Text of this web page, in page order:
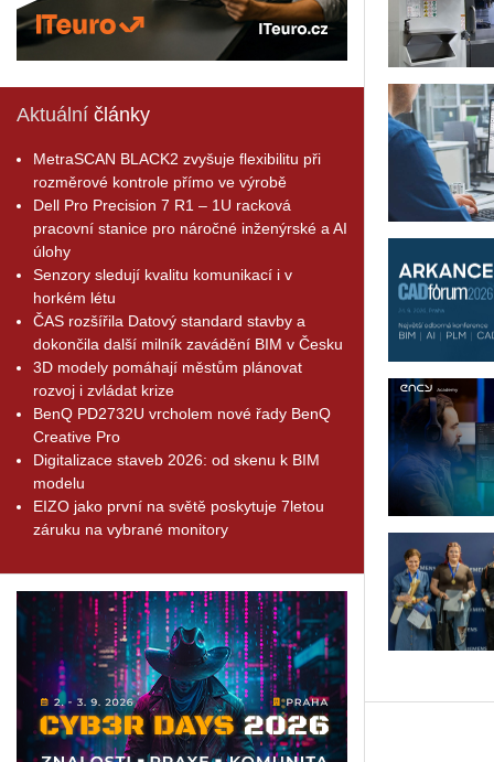
Aktuální články
MetraSCAN BLACK2 zvyšuje flexibilitu při
rozměrové kontrole přímo ve výrobě
Dell Pro Precision 7 R1 – 1U racková
pracovní stanice pro náročné inženýrské a AI
úlohy
Senzory sledují kvalitu komunikací i v
horkém létu
ČAS rozšířila Datový standard stavby a
dokončila další milník zavádění BIM v Česku
3D modely pomáhají městům plánovat
rozvoj i zvládat krize
BenQ PD2732U vrcholem nové řady BenQ
Creative Pro
Digitalizace staveb 2026: od skenu k BIM
modelu
EIZO jako první na světě poskytuje 7letou
záruku na vybrané monitory